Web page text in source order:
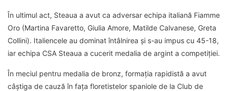
În ultimul act, Steaua a avut ca adversar echipa italiană Fiamme
Oro (Martina Favaretto, Giulia Amore, Matilde Calvanese, Greta
Collini). Italiencele au dominat întâlnirea și s-au impus cu 45-18,
iar echipa CSA Steaua a cucerit medalia de argint a competiției.
În meciul pentru medalia de bronz, formația rapidistă a avut
câștiga de cauză în fața floretistelor spaniole de la Club de